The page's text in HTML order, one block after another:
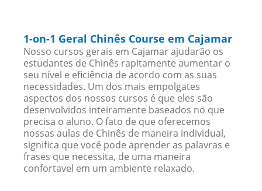
1-on-1 Geral Chinês Course em Cajamar
Nosso cursos gerais em Cajamar ajudarão os
estudantes de Chinês rapitamente aumentar o
seu nível e eficiência de acordo com as suas
necessidades. Um dos mais empolgates
aspectos dos nossos cursos é que eles são
desenvolvidos inteiramente baseados no que
precisa o aluno. O fato de que oferecemos
nossas aulas de Chinês de maneira individual,
significa que você pode aprender as palavras e
frases que necessita, de uma maneira
confortavel em um ambiente relaxado.